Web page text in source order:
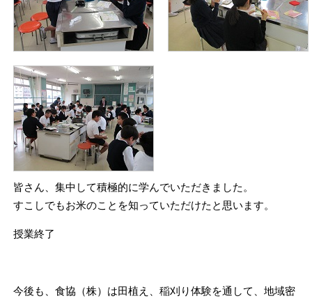
皆さん、集中して積極的に学んでいただきました。
すこしでもお米のことを知っていただけたと思います。
授業終了
今後も、食協（株）は田植え、稲刈り体験を通して、地域密